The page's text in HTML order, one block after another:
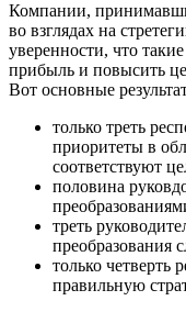
Компании,
во взглядах на
уверенности, что
прибыль и повысить
Вот основные
только треть
приоритеты в
соответствуют
половина
треть
преобразования
только четверть
правильную